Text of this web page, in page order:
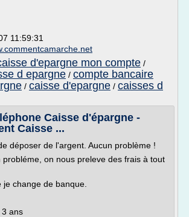
11:59:31
d'epargne mon compte /
d epargne / compte bancaire
/ caisse d'epargne / caisses d
Caisse d'épargne -
Caisse ...
déposer de l'argent. Aucun problème !
probléme, on nous preleve des frais à tout
je change de banque.
3 ans